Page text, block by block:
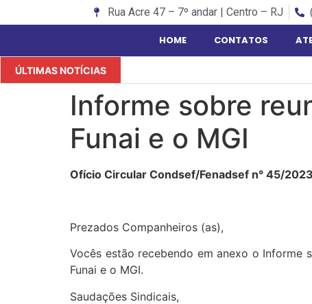
Rua Acre 47 – 7º andar | Centro – RJ
ÚLTIMAS NOTÍCIAS
HOME CONTATOS
Informe sobre
Funai e o MGI
Ofício Circular Condsef/Fenadsef n° 45/
Prezados Companheiros (as),
Vocês estão recebendo em anexo o Informe
Funai e o MGI.
Saudações Sindicais,